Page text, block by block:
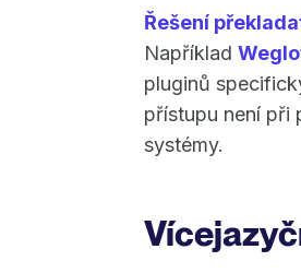
Řešení
Například
pluginů
přístupu není při
systémy.